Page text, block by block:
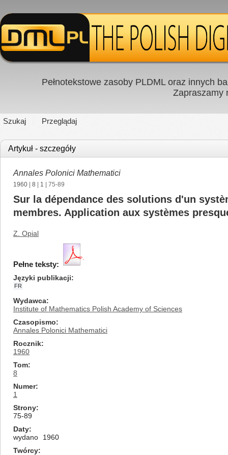
Pełnotekstowe zasoby PLDML oraz innych
Zapraszamy
Szukaj Przeglądaj
Artykuł - szczegóły
Annales Polonici Mathematici
1960 8 1 | 75-89
Sur la dépendance des solutions d'un
membres. Application aux systèmes
Z. Opial
Pełne teksty:
Języki publikacji
FR
Wydawca
Institute of Mathematics Polish Academy of Sciences
Czasopismo
Annales Polonici Mathematici
Rocznik
1960
Tom
8
Numer
1
Strony
75-89
Daty
wydano
1960
Twórcy